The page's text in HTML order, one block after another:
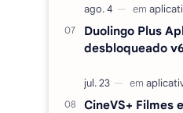
Duolingo Plus
desbloqueado
CineVS+ Filmes